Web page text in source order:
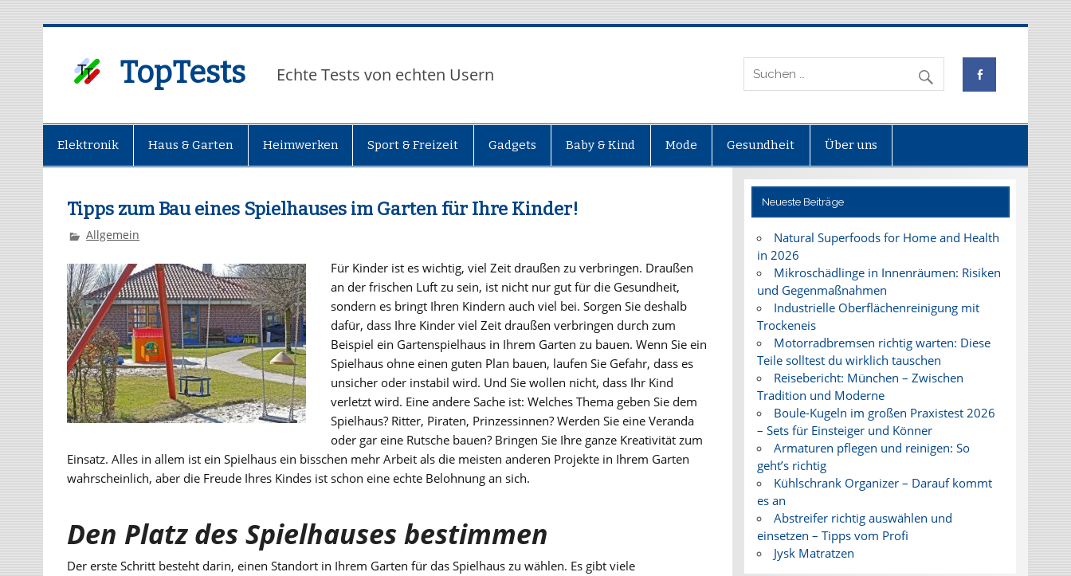
TopTests Echte Tests von echten Usern
Elektronik Haus & Garten Heimwerken Sport & Freizeit Gadgets Baby & Kind Mode Gesundheit Über uns
Tipps zum Bau eines Spielhauses im Garten für Ihre Kinder!
Allgemein
Für Kinder ist es wichtig, viel Zeit draußen zu verbringen. Draußen
an der frischen Luft zu sein, ist nicht nur gut für die Gesundheit,
sondern es bringt Ihren Kindern auch viel bei. Sorgen Sie deshalb
dafür, dass Ihre Kinder viel Zeit draußen verbringen durch zum
Beispiel ein Gartenspielhaus in Ihrem Garten zu bauen. Wenn Sie ein
Spielhaus ohne einen guten Plan bauen, laufen Sie Gefahr, dass es
unsicher oder instabil wird. Und Sie wollen nicht, dass Ihr Kind
verletzt wird. Eine andere Sache ist: Welches Thema geben Sie dem
Spielhaus? Ritter, Piraten, Prinzessinnen? Werden Sie eine Veranda
oder gar eine Rutsche bauen? Bringen Sie Ihre ganze Kreativität zum
Einsatz. Alles in allem ist ein Spielhaus ein bisschen mehr Arbeit als die meisten anderen Projekte in Ihrem Garten
wahrscheinlich, aber die Freude Ihres Kindes ist schon eine echte Belohnung an sich.
Den Platz des Spielhauses bestimmen
Der erste Schritt besteht darin, einen Standort in Ihrem Garten für das Spielhaus zu wählen. Es gibt viele
Neueste Beiträge
Natural Superfoods for Home and Health
in 2026
Mikroschädlinge in Innenräumen: Risiken
und Gegenmaßnahmen
Industrielle Oberflächenreinigung mit
Trockeneis
Motorradbremsen richtig warten: Diese
Teile solltest du wirklich tauschen
Reisebericht: München – Zwischen
Tradition und Moderne
Boule-Kugeln im großen Praxistest 2026
– Sets für Einsteiger und Könner
Armaturen pflegen und reinigen: So
geht’s richtig
Kühlschrank Organizer – Darauf kommt
es an
Abstreifer richtig auswählen und
einsetzen – Tipps vom Profi
Jysk Matratzen